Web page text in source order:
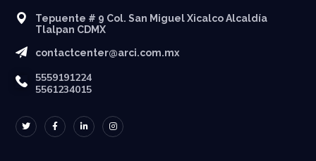
Tepuente # 9 Col. San Miguel Xicalco Alcaldía
Tlalpan CDMX
contactcenter@arci.com.mx
5559191224
5561234015